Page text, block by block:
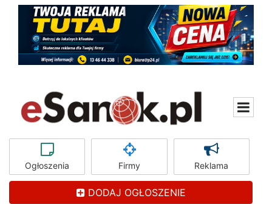
Ogłoszenia Firmy Reklama
DODAJ OGŁOSZENIE